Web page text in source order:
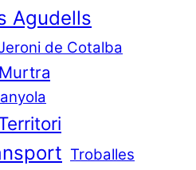
Agudells
de Cotalba
Troballes